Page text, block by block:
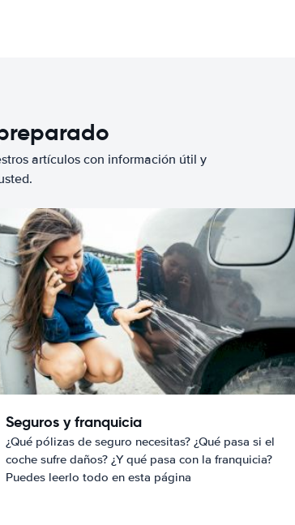
artículos con información útil y
Seguros y franquicia
¿Qué pólizas de seguro necesitas? ¿Qué pasa si el
coche sufre daños? ¿Y qué pasa con la franquicia?
Puedes leerlo todo en esta página